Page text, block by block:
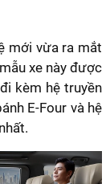
mới vừa ra mắt
xe này được
kèm hệ truyền
E-Four và hệ